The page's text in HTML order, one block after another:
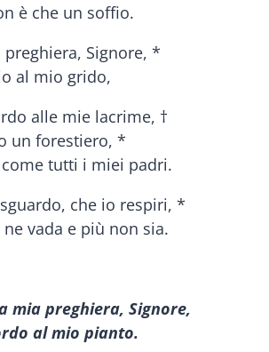
è che un soffio.
Signore, *
al mio grido,
alle mie lacrime, †
un forestiero, *
tutti i miei padri.
che io respiri, *
vada e più non sia.
mia preghiera, Signore,
al mio pianto.